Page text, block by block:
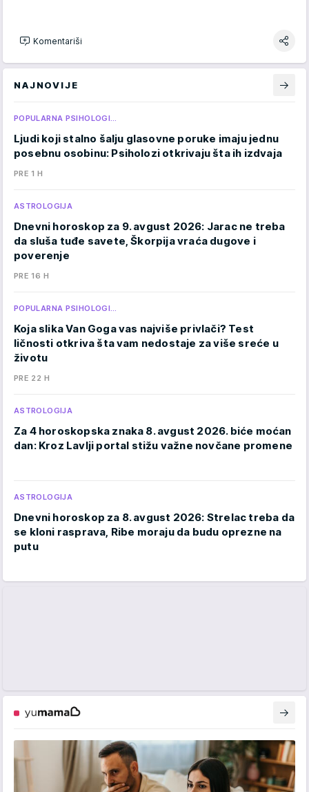
Komentariši
NAJNOVIJE
POPULARNA PSIHOLOGI…
Ljudi koji stalno šalju glasovne poruke imaju jednu
posebnu osobinu: Psiholozi otkrivaju šta ih izdvaja
PRE 1 H
ASTROLOGIJA
Dnevni horoskop za 9. avgust 2026: Jarac ne treba
da sluša tuđe savete, Škorpija vraća dugove i
poverenje
PRE 16 H
POPULARNA PSIHOLOGI…
Koja slika Van Goga vas najviše privlači? Test
ličnosti otkriva šta vam nedostaje za više sreće u
životu
PRE 22 H
ASTROLOGIJA
Za 4 horoskopska znaka 8. avgust 2026. biće moćan
dan: Kroz Lavlji portal stižu važne novčane promene
ASTROLOGIJA
Dnevni horoskop za 8. avgust 2026: Strelac treba da
se kloni rasprava, Ribe moraju da budu oprezne na
putu